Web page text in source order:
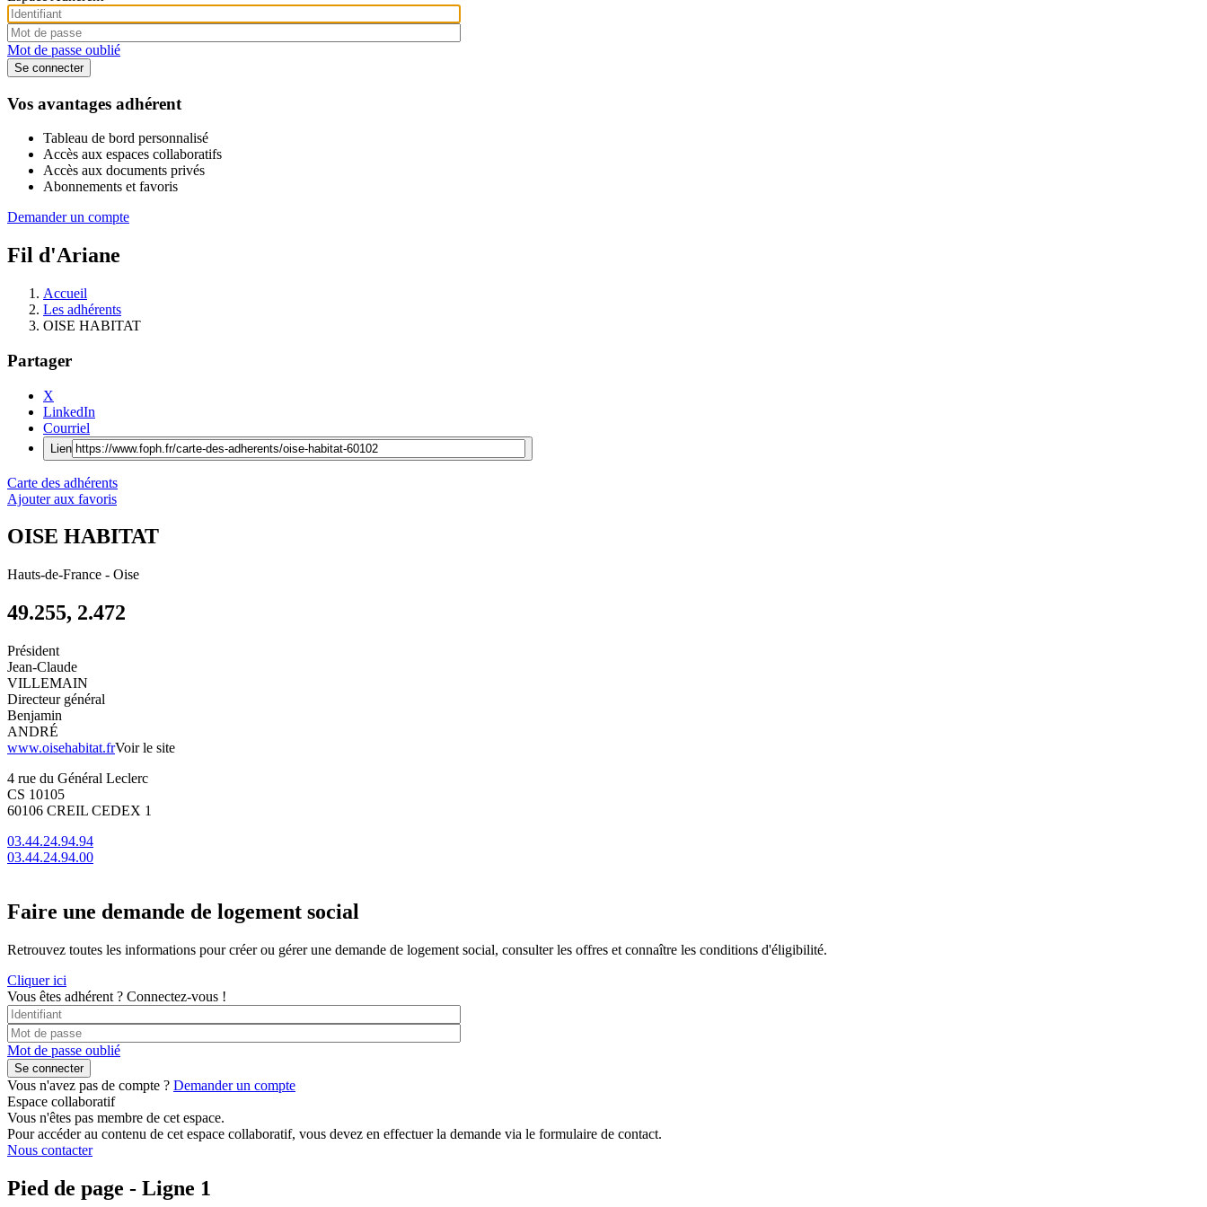
Mot de passe oublié
Vos avantages adhérent
Tableau de bord personnalisé
Accès aux espaces collaboratifs
Accès aux documents privés
Abonnements et favoris
Demander un compte
Fil d'Ariane
Accueil
Les adhérents
OISE HABITAT
Partager
X
LinkedIn
Courriel
Lien
Carte des adhérents
Ajouter aux favoris
OISE HABITAT
Hauts-de-France - Oise
49.255, 2.472
Président
Jean-Claude
VILLEMAIN
Directeur général
Benjamin
ANDRÉ
www.oisehabitat.frVoir le site
4 rue du Général Leclerc
CS 10105
60106 CREIL CEDEX 1
03.44.24.94.94
03.44.24.94.00
Faire une demande de logement social
Retrouvez toutes les informations pour créer ou gérer une demande de logement social, consulter les offres et connaître les conditions d'éligibilité.
Cliquer ici
Vous êtes adhérent ? Connectez-vous !
Mot de passe oublié
Vous n'avez pas de compte ? Demander un compte
Espace collaboratif
Vous n'êtes pas membre de cet espace.
Pour accéder au contenu de cet espace collaboratif, vous devez en effectuer la demande via le formulaire de contact.
Nous contacter
Pied de page - Ligne 1